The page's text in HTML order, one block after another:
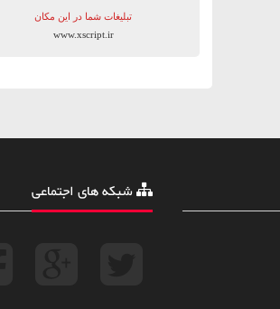
تبلیغات شما در این مکان
www.xscript.ir
شبکه های اجتماعی